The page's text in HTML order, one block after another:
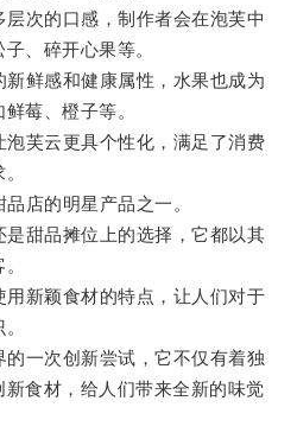
次的口感，制作者会在泡芙中
、碎开心果等。
鲜感和健康属性，水果也成为
莓、橙子等。
芙云更具个性化，满足了消费
店的明星产品之一。
甜品摊位上的选择，它都以其
新颖食材的特点，让人们对于
一次创新尝试，它不仅有着独
食材，给人们带来全新的味觉